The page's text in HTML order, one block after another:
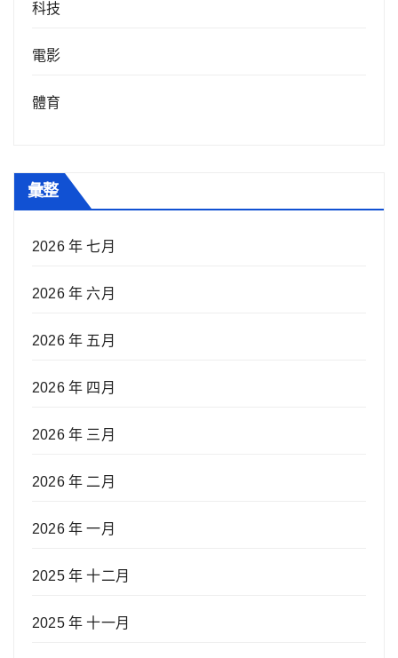
科技
電影
體育
彙整
2026 年 七月
2026 年 六月
2026 年 五月
2026 年 四月
2026 年 三月
2026 年 二月
2026 年 一月
2025 年 十二月
2025 年 十一月